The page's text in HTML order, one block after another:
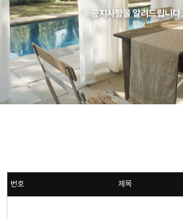
공지사항을 알려드립니다.
번호 제목